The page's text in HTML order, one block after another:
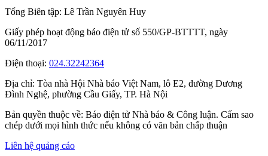
Tổng Biên tập: Lê Trần Nguyên Huy
Giấy phép hoạt động báo điện tử số 550/GP-BTTTT, ngày
06/11/2017
Điện thoại: 024.32242364
Địa chỉ: Tòa nhà Hội Nhà báo Việt Nam, lô E2, đường Dương
Đình Nghệ, phường Cầu Giấy, TP. Hà Nội
Bản quyền thuộc về: Báo điện tử Nhà báo & Công luận. Cấm sao
chép dưới mọi hình thức nếu không có văn bản chấp thuận
Liên hệ quảng cáo